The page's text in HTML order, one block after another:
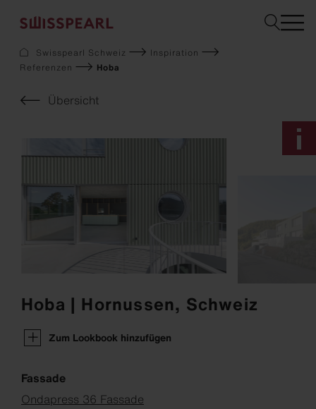
Nachhaltigkeit
Fassade
Dach
Solar
Swisspearl Schweiz
Inspiration
Referenzen
Hoba
Übersicht
Hoba | Hornussen, Schweiz
Zum Lookbook hinzufügen
Fassade
Ondapress 36 Fassade